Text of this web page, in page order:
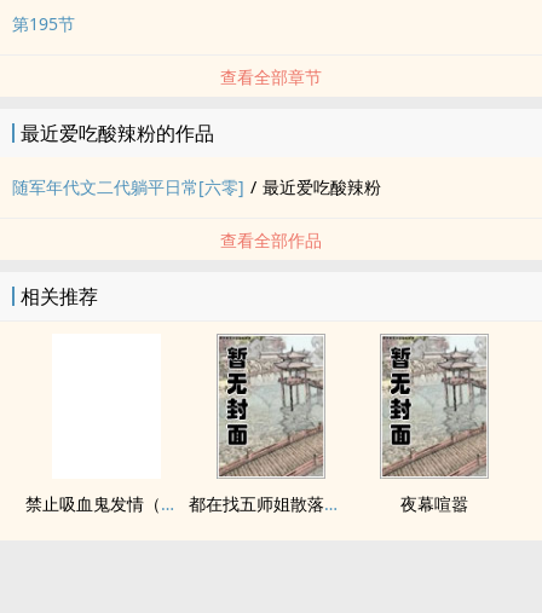
第195节
查看全部章节
最近爱吃酸辣粉的作品
随军年代文二代躺平日常[六零] / 最近爱吃酸辣粉
查看全部作品
相关推荐
禁止吸血鬼发情（姐狗高H 1v1） 都在找五师姐散落的法宝 夜幕喧嚣